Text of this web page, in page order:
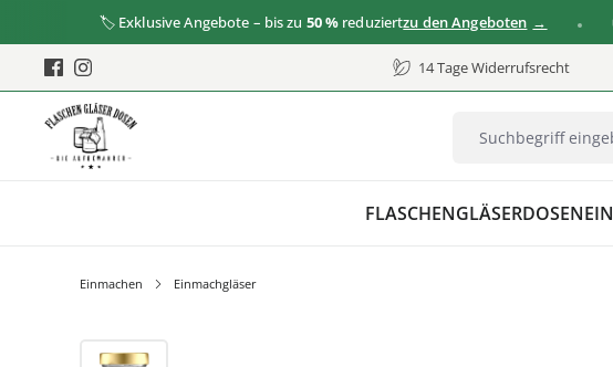
🏷️ Exklusive Angebote – bis zu50 % reduziertzu den Angeboten 🚚
14 Tage Widerrufsrecht
FLASCHENGLÄSERDOSEN
Einmachen Einmachgläser
Bildergalerie überspringen